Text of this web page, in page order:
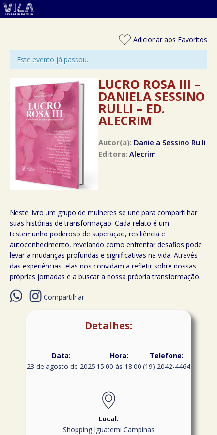
Adicionar aos Favoritos
Este evento já passou.
LUCRO ROSA III –
DANIELA SESSINO
RULLI – ED.
ALECRIM
Autor(a): Daniela Sessino Rulli
Editora:Alecrim
Neste livro um grupo de mulheres se une para compartilhar
suas histórias de transformação. Cada relato é um
testemunho poderoso de superação, resiliência e
autoconhecimento, revelando como enfrentar desafios pode
levar a mudanças profundas e significativas na vida. Através
das experiências, elas nos convidam a refletir sobre nossas
próprias jornadas e a buscar a nossa própria transformação.
Compartilhar
Detalhes:
Data:
23 de agosto de 2025
Hora:
15:00 às 18:00
Telefone:
(19) 2042-4464
Local:
Shopping Iguatemi Campinas